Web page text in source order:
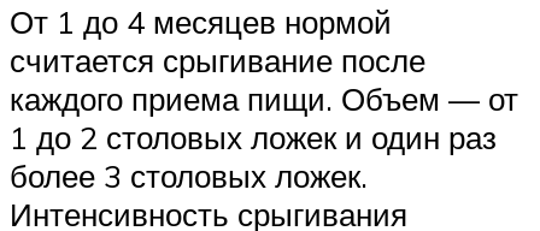
От 1 до 4 месяцев нормой
считается срыгивание после
каждого приема пищи. Объем — от
1 до 2 столовых ложек и один раз
более 3 столовых ложек.
Интенсивность срыгивания